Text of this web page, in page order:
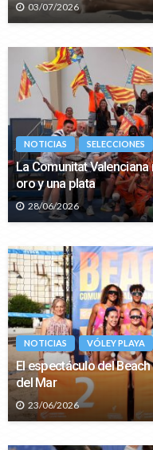
03/07/2026
NOTICIAS SELECCIONES
La Comunitat
oro y una plata
28/06/2026
NOTICIAS VÓLEY PLAYA
El espectáculo del
del Mar
23/06/2026